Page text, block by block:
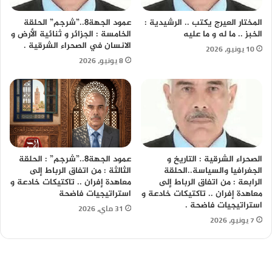
المختار العيرج يكتب .. الرشيدية :
الخبز .. ما له و ما عليه
10 يونيو، 2026
عمود الجهة8..”شرجم” الحلقة
الخامسة : الجزائر و ثنائية الأرض و
الانسان في الصحراء الشرقية .
8 يونيو، 2026
الصحراء الشرقية : التاريخ و
الجغرافيا والسياسة..الحلقة
الرابعة : من اتفاق الرباط إلى
معاهدة إفران .. تاكتيكات خادعة و
استراتيجيات فاضحة .
7 يونيو، 2026
عمود الجهة8..”شرجم” : الحلقة
الثالثة : من اتفاق الرباط إلى
معاهدة إفران .. تاكتيكات خادعة و
استراتيجيات فاضحة
31 ماي، 2026